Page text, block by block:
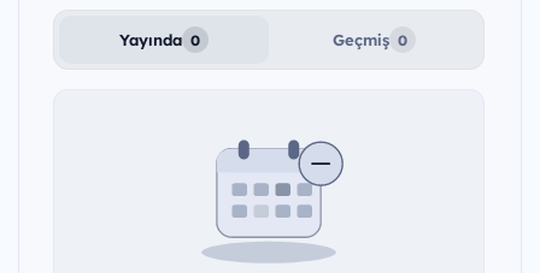
Yayında 0 Geçmiş 0